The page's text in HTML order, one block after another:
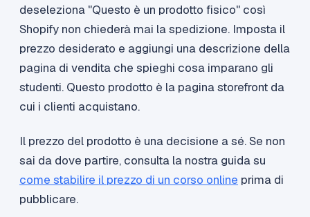
deseleziona "Questo è un prodotto fisico" così
Shopify non chiederà mai la spedizione. Imposta il
prezzo desiderato e aggiungi una descrizione della
pagina di vendita che spieghi cosa imparano gli
studenti. Questo prodotto è la pagina storefront da
cui i clienti acquistano.
Il prezzo del prodotto è una decisione a sé. Se non
sai da dove partire, consulta la nostra guida su
come stabilire il prezzo di un corso online prima di
pubblicare.